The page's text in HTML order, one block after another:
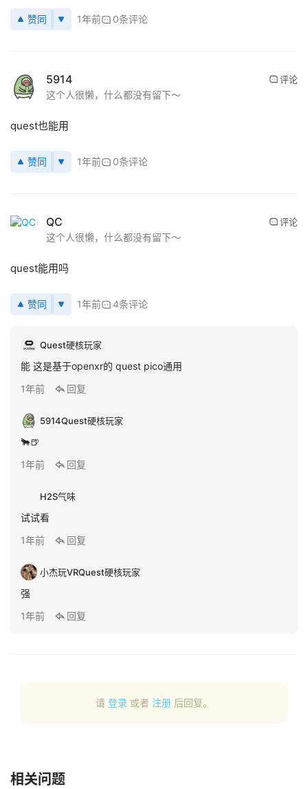
闻
R
设
排
下
论
坛
社
登录
赞同 1年前 0条评论
5914
这个人很懒，什么都没有留下～
评论
quest也能用
赞同 1年前 0条评论
QC
这个人很懒，什么都没有留下～
评论
quest能用吗
赞同 1年前 4条评论
Quest硬核玩家
能 这是基于openxr的 quest pico通用
1年前
回复
5914Quest硬核玩家
🐂🍺
1年前
回复
H2S气味
试试看
1年前
回复
小杰玩VRQuest硬核玩家
强
1年前
回复
请 登录 或者 注册 后回复。
相关问题